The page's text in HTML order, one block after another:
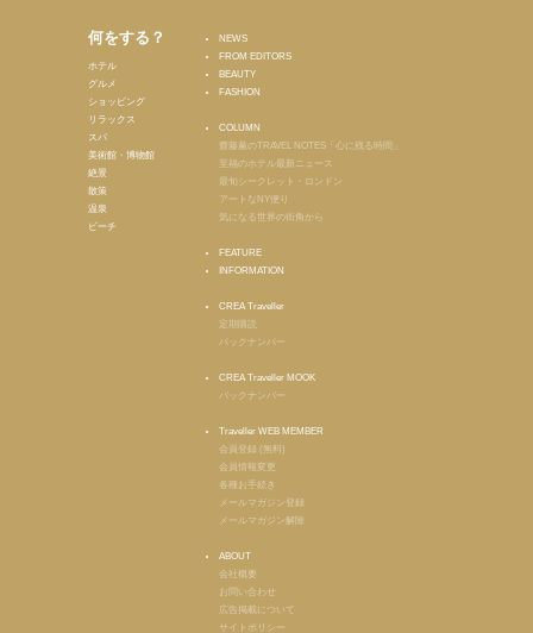
何をする？
ホテル
グルメ
ショッピング
リラックス
スパ
美術館・博物館
絶景
散策
温泉
ビーチ
NEWS
FROM EDITORS
BEAUTY
FASHION
COLUMN
齋藤薫のTRAVEL NOTES「心に残る時間」
至福のホテル最新ニュース
最旬シークレット・ロンドン
アートなNY便り
気になる世界の街角から
FEATURE
INFORMATION
CREA Traveller
定期購読
バックナンバー
CREA Traveller MOOK
バックナンバー
Traveller WEB MEMBER
会員登録 (無料)
会員情報変更
各種お手続き
メールマガジン登録
メールマガジン解除
ABOUT
会社概要
お問い合わせ
広告掲載について
サイトポリシー